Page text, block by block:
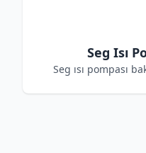
Seg Isı
Seg ısı pompası